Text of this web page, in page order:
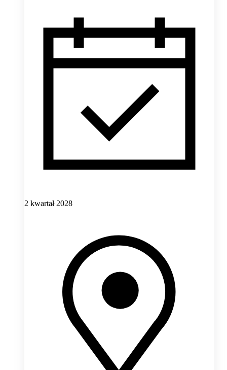
2 kwartał 2028